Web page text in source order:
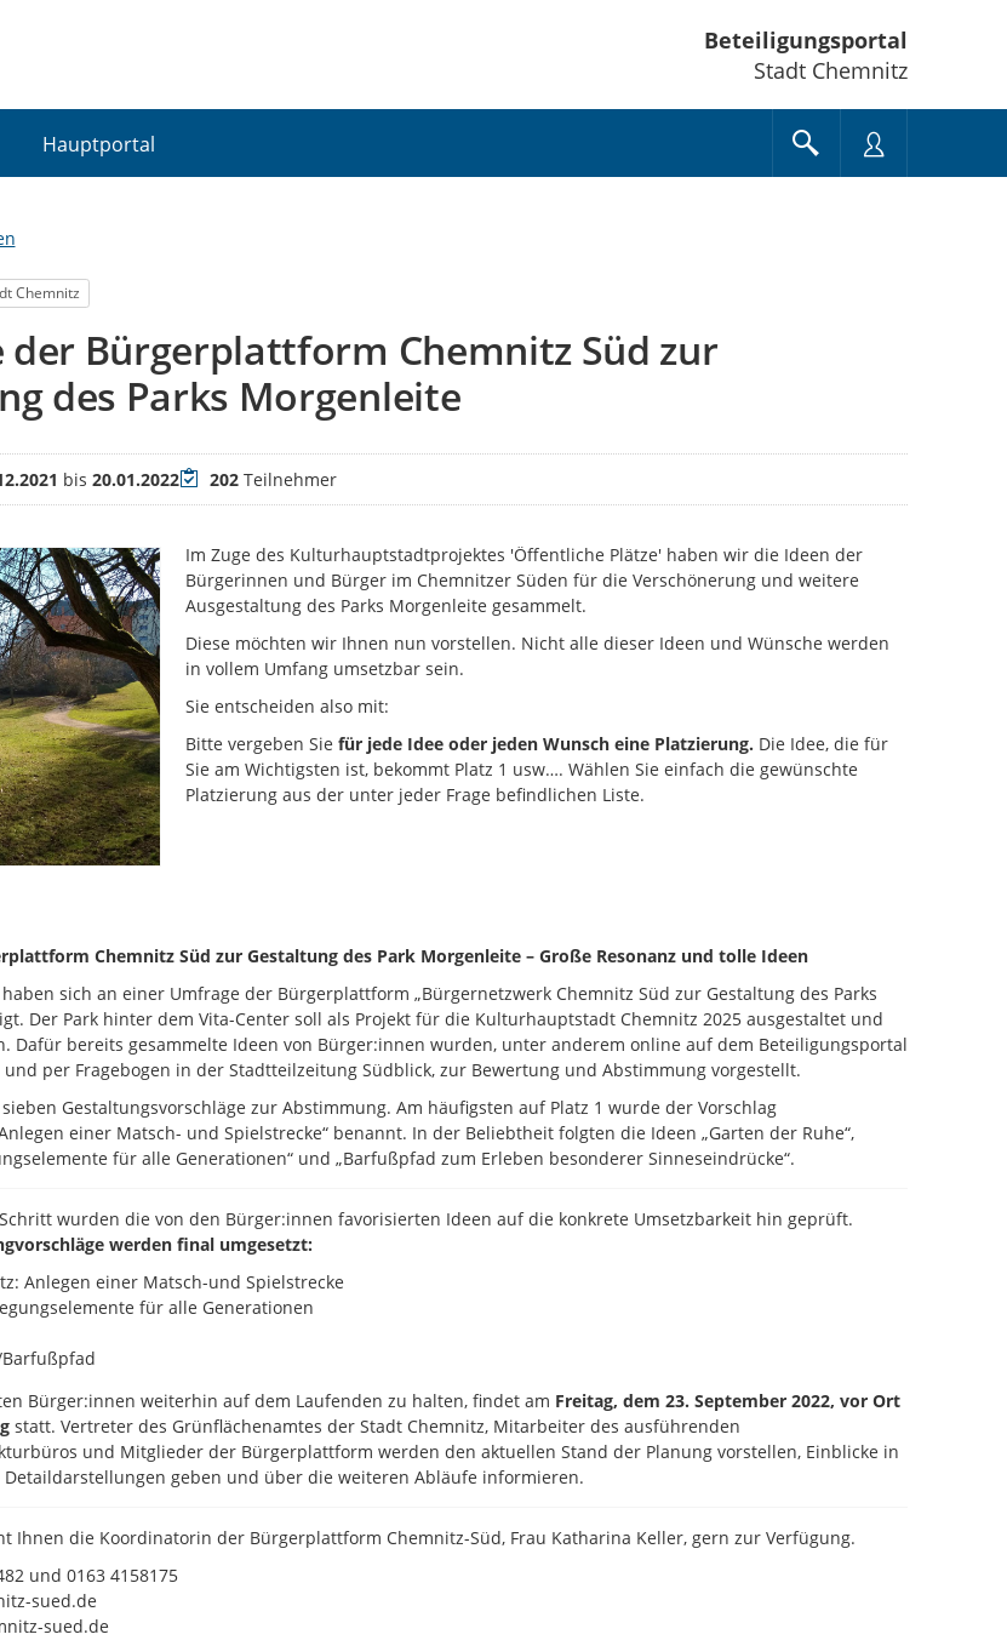
Beteiligungsportal
Stadt Chemnitz
Hauptportal
Chemnitz
der Bürgerplattform Chemnitz Süd zur
des Parks Morgenleite
bis 20.01.2022Teilnehmer
202Teilnehmer
Im Zuge des Kulturhauptstadtprojektes 'Öffentliche Plätze' haben wir die Ideen der
Bürgerinnen und Bürger im Chemnitzer Süden für die Verschönerung und weitere
Ausgestaltung des Parks Morgenleite gesammelt.
Diese möchten wir Ihnen nun vorstellen. Nicht alle dieser Ideen und Wünsche werden
in vollem Umfang umsetzbar sein.
Sie entscheiden also mit:
Bitte vergeben Siefür jede Idee oder jeden Wunsch eine Platzierung. Die Idee, die für
Sie am Wichtigsten ist, bekommt Platz 1 usw…. Wählen Sie einfach die gewünschte
Platzierung aus der unter jeder Frage befindlichen Liste.
Chemnitz Süd zur Gestaltung des Park Morgenleite – Große Resonanz und tolle Ideen
sich an einer Umfrage der Bürgerplattform „Bürgernetzwerk Chemnitz Süd zur Gestaltung des Parks
Der Park hinter dem Vita-Center soll als Projekt für die Kulturhauptstadt Chemnitz 2025 ausgestaltet und
Dafür bereits gesammelte Ideen von Bürger:innen wurden, unter anderem online auf dem Beteiligungsportal
per Fragebogen in der Stadtteilzeitung Südblick, zur Bewertung und Abstimmung vorgestellt.
Gestaltungsvorschläge zur Abstimmung. Am häufigsten auf Platz 1 wurde der Vorschlag
einer Matsch- und Spielstrecke“ benannt. In der Beliebtheit folgten die Ideen „Garten der Ruhe“,
für alle Generationen“ und „Barfußpfad zum Erleben besonderer Sinneseindrücke“.
wurden die von den Bürger:innen favorisierten Ideen auf die konkrete Umsetzbarkeit hin geprüft.
werden final umgesetzt:
Anlegen einer Matsch-und Spielstrecke
für alle Generationen
Bürger:innen weiterhin auf dem Laufenden zu halten, findet am Freitag, dem 23. September 2022, vor Ort
statt. Vertreter des Grünflächenamtes der Stadt Chemnitz, Mitarbeiter des ausführenden
und Mitglieder der Bürgerplattform werden den aktuellen Stand der Planung vorstellen, Einblicke in
geben und über die weiteren Abläufe informieren.
Ihnen die Koordinatorin der Bürgerplattform Chemnitz-Süd, Frau Katharina Keller, gern zur Verfügung.
und 0163 4158175
sued.de
sued.de